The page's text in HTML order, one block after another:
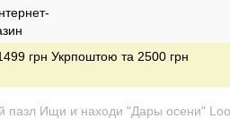
грн Укрпоштою та 2500 грн
пазл Ищи и находи "Дары осени"